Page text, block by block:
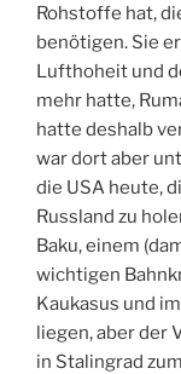
Rohstoffe hat,
benötigen. Sie
Lufthoheit und
mehr hatte,
hatte deshalb
war dort aber
die USA heute,
Russland zu
Baku, einem
wichtigen
Kaukasus und
liegen, aber der
in Stalingrad